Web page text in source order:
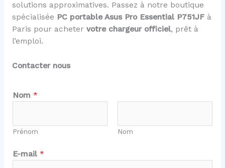
solutions approximatives. Passez à notre boutique
spécialisée PC portable Asus Pro Essential P751JFà
Paris pour acheter votre chargeur officiel, prêt à
l’emploi.
Contacter nous
o
u
e
s
a
Nom *
Prénom Nom
E-mail *